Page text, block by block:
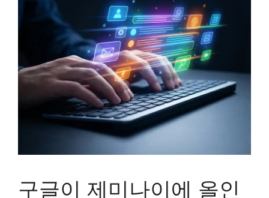
구글이 제미나이에 올인